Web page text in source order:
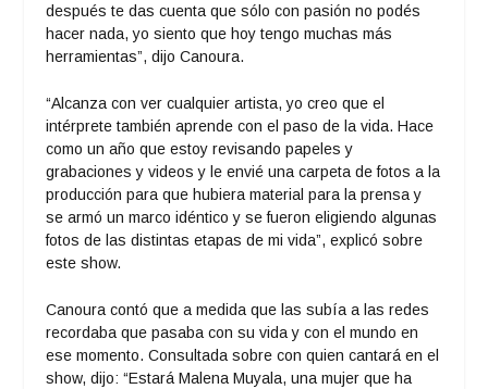
después te das cuenta que sólo con pasión no podés
hacer nada, yo siento que hoy tengo muchas más
herramientas”, dijo Canoura.
“Alcanza con ver cualquier artista, yo creo que el
intérprete también aprende con el paso de la vida. Hace
como un año que estoy revisando papeles y
grabaciones y videos y le envié una carpeta de fotos a la
producción para que hubiera material para la prensa y
se armó un marco idéntico y se fueron eligiendo algunas
fotos de las distintas etapas de mi vida”, explicó sobre
este show.
Canoura contó que a medida que las subía a las redes
recordaba que pasaba con su vida y con el mundo en
ese momento. Consultada sobre con quien cantará en el
show, dijo: “Estará Malena Muyala, una mujer que ha